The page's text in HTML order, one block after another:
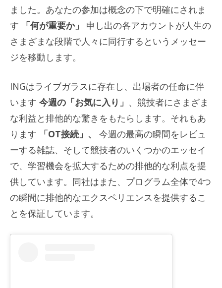
ました。あなたの参加は概念の下で明確にされま
す
「何が重要か」 申し出の各アカウントが人生の
さまざまな段階で人々に同行するというメッセー
ジを移動します。
INGはライブガラスに存在し、出場者の任命に伴
います 今週の「お気に入り」 、競技者にさまざま
な利益と排他的な驚きをもたらします。それもあ
ります 「OT接続」、 今週の最高の瞬間をレビュ
ーする雑誌、そして競技者のいくつかのエッセイ
で、学習機会を拡大するための排他的な利点を提
供しています。同社はまた、プログラム全体で4つ
の瞬間に排他的なエクスペリエンスを提供するこ
とを保証しています。